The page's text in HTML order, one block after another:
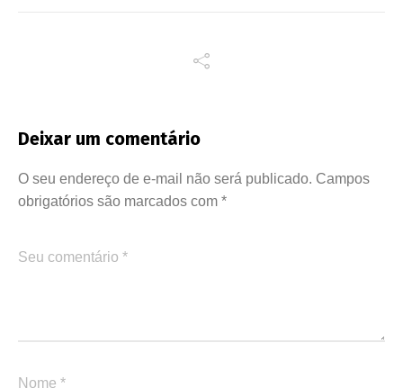
Deixar um comentário
O seu endereço de e-mail não será publicado. Campos
obrigatórios são marcados com *